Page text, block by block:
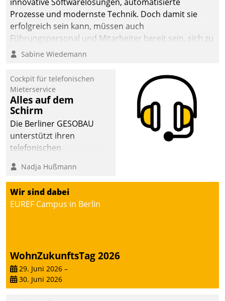
sich dabei für den Betrieb
der Lösung über die SAP
Cloud Platform
entschieden - als erstes
Unternehmen am
Prozesse und modernste Technik. Doch damit sie
erfolgreich sein kann, müssen auch
Führungspersonal und Mitarbeiter bereit sein, sich zu
verändern und anzupassen, sonst werden sie an ihr
Sabine Wiedemann
Cockpit für telefonischen
Mieterservice
Alles auf dem
Schirm
Die Berliner GESOBAU
unterstützt ihren
telefonischen
digitalen Cockpit, das
situationsbezogen
passende Fragen und
Schlagworte auswirft.
Serviceteam, Anrufe von
Mietenden zügiger und
effizienter zu bearbeiten.
Nadja Hußmann
Wir sind dabei
EUREF Campus in Berlin
WohnZukunftsTag 2026
29. Juni 2026 –
30. Juni 2026